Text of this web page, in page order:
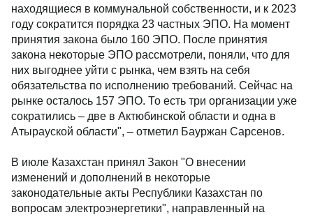
находящиеся в коммунальной собственности, и к 2023
году сократится порядка 23 частных ЭПО. На момент
принятия закона было 160 ЭПО. После принятия
закона некоторые ЭПО рассмотрели, поняли, что для
них выгоднее уйти с рынка, чем взять на себя
обязательства по исполнению требований. Сейчас на
рынке осталось 157 ЭПО. То есть три организации уже
сократились – две в Актюбинской области и одна в
Атырауской области", – отметил Бауржан Сарсенов.
В июле Казахстан принял Закон "О внесении
изменений и дополнений в некоторые
законодательные акты Республики Казахстан по
вопросам электроэнергетики", направленный на